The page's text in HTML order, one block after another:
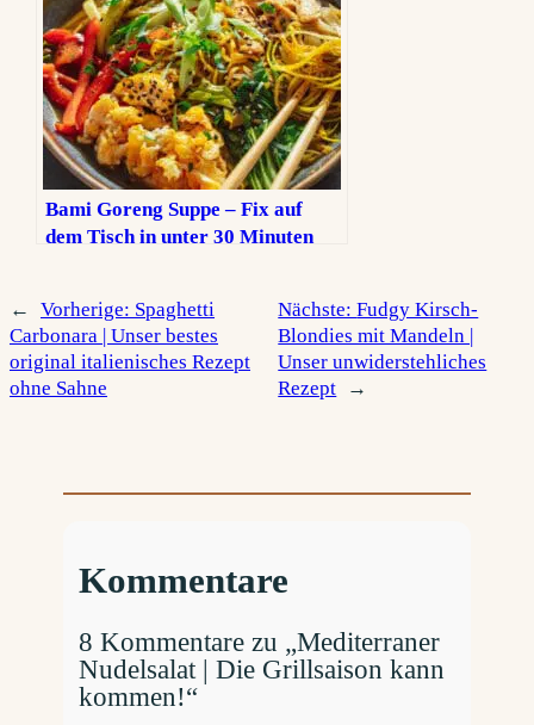
Bami Goreng Suppe – Fix auf
dem Tisch in unter 30 Minuten
← Vorherige: Spaghetti
Carbonara | Unser bestes
original italienisches Rezept
ohne Sahne
Nächste:Fudgy Kirsch-
Blondies mit Mandeln |
Unser unwiderstehliches
Rezept
→
Kommentare
8 Kommentare zu „Mediterraner
Nudelsalat | Die Grillsaison kann
kommen!“